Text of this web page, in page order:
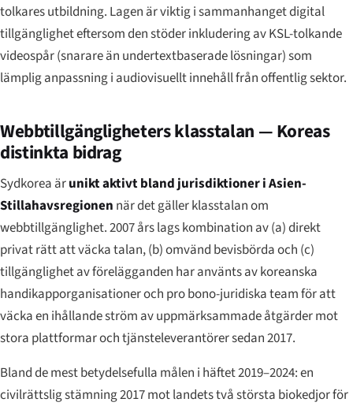
tolkares utbildning. Lagen är viktig i sammanhanget digital
tillgänglighet eftersom den stöder inkludering av KSL-tolkande
videospår (snarare än undertextbaserade lösningar) som
lämplig anpassning i audiovisuellt innehåll från offentlig sektor.
Webbtillgängligheters klasstalan — Koreas
distinkta bidrag
Sydkorea ärunikt aktivt bland jurisdiktioner i Asien-
Stillahavs­regionen när det gäller klasstalan om
webbtillgänglighet. 2007 års lags kombination av (a) direkt
privat rätt att väcka talan, (b) omvänd bevisbörda och (c)
tillgänglighet av förelägganden har använts av koreanska
handikapporganisationer och pro bono-juridiska team för att
väcka en ihållande ström av uppmärksammade åtgärder mot
stora plattformar och tjänsteleverantörer sedan 2017.
Bland de mest betydelsefulla målen i häftet 2019–2024: en
civilrättslig stämning 2017 mot landets två största biokedjor för